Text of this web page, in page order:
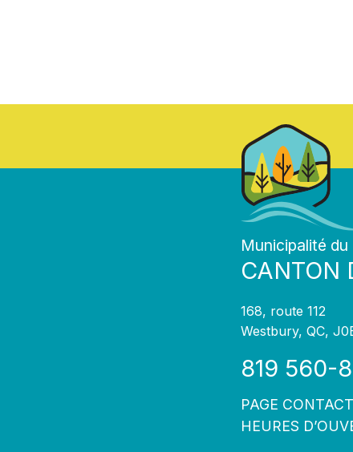
Municipalité du
CANTON
168, route 112
Westbury, QC,
819 560-
PAGE CONTACT
HEURES